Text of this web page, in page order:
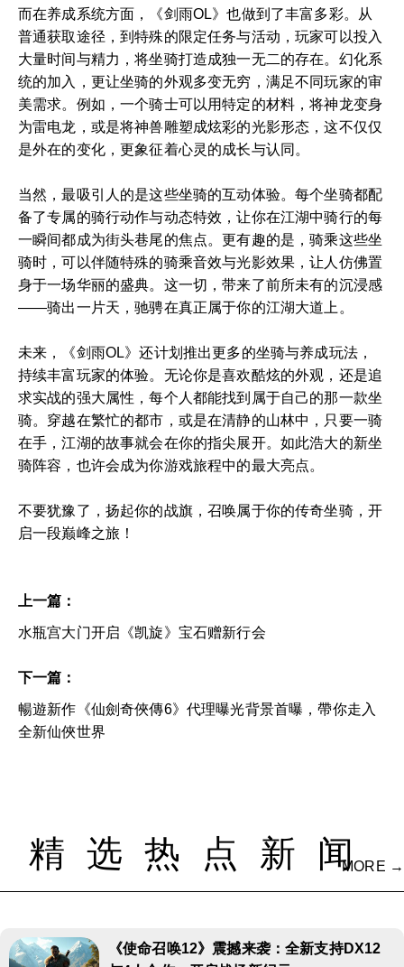
而在养成系统方面，《剑雨OL》也做到了丰富多彩。从
普通获取途径，到特殊的限定任务与活动，玩家可以投入
大量时间与精力，将坐骑打造成独一无二的存在。幻化系
统的加入，更让坐骑的外观多变无穷，满足不同玩家的审
美需求。例如，一个骑士可以用特定的材料，将神龙变身
为雷电龙，或是将神兽雕塑成炫彩的光影形态，这不仅仅
是外在的变化，更象征着心灵的成长与认同。
当然，最吸引人的是这些坐骑的互动体验。每个坐骑都配
备了专属的骑行动作与动态特效，让你在江湖中骑行的每
一瞬间都成为街头巷尾的焦点。更有趣的是，骑乘这些坐
骑时，可以伴随特殊的骑乘音效与光影效果，让人仿佛置
身于一场华丽的盛典。这一切，带来了前所未有的沉浸感
——骑出一片天，驰骋在真正属于你的江湖大道上。
未来，《剑雨OL》还计划推出更多的坐骑与养成玩法，
持续丰富玩家的体验。无论你是喜欢酷炫的外观，还是追
求实战的强大属性，每个人都能找到属于自己的那一款坐
骑。穿越在繁忙的都市，或是在清静的山林中，只要一骑
在手，江湖的故事就会在你的指尖展开。如此浩大的新坐
骑阵容，也许会成为你游戏旅程中的最大亮点。
不要犹豫了，扬起你的战旗，召唤属于你的传奇坐骑，开
启一段巅峰之旅！
上一篇：
水瓶宫大门开启《凯旋》宝石赠新行会
下一篇：
暢遊新作《仙劍奇俠傳6》代理曝光背景首曝，帶你走入
全新仙俠世界
精选热点新闻
MORE →
《使命召唤12》震撼来袭：全新支持DX12